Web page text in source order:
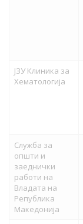
ЈЗУ Клиника за
Хематологија
Служба за
општи и
заеднички
работи на
Владата на
Република
Македонија